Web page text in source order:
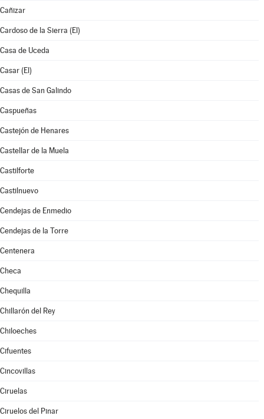
Cañizar
Cardoso de la Sierra (El)
Casa de Uceda
Casar (El)
Casas de San Galindo
Caspueñas
Castejón de Henares
Castellar de la Muela
Castilforte
Castilnuevo
Cendejas de Enmedio
Cendejas de la Torre
Centenera
Checa
Chequilla
Chillarón del Rey
Chiloeches
Cifuentes
Cincovillas
Ciruelas
Ciruelos del Pinar